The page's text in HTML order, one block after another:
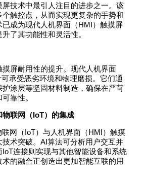
技术中最引人注目的进步之一。该
触控点，从而实现更复杂的手势和
成为现代人机界面（HMI）触摸屏
了其功能性和灵活性。
摸屏耐用性的提升。现代人机界面
可承受恶劣环境和物理磨损。它们通
涂层等坚固材料制造，确保在严苛
靠性。
联网（IoT）的集成
联网（IoT）与人机界面（HMI）触摸
技术突破。AI算法可分析用户交互并
连接则实现与其他智能设备和系统
的融合正创造出更加智能互联的用